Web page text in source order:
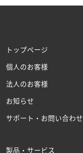
トップページ
個人のお客様
法人のお客様
お知らせ
サポート・お問い合わせ
製品・サービス